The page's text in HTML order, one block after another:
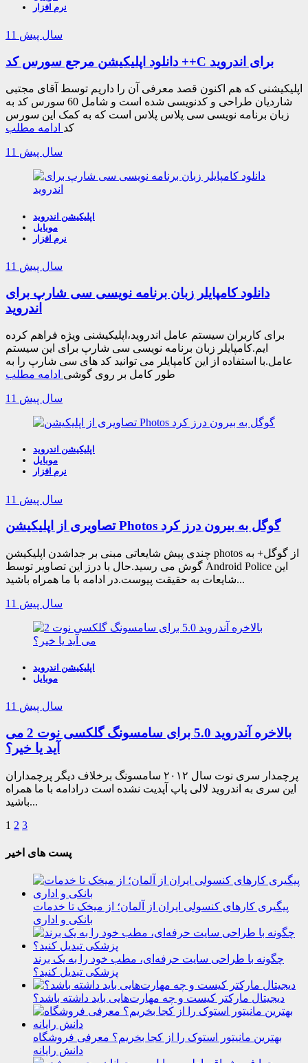
نرم افزار
11 سال پیش
دانلود اپلیکیشن مرجع سورس کد ++C برای اندروید
اپلیکیشنی که هم اکنون قصد معرفی آن را داریم توسط آقای مجتبی
شاردیان طراحی و کدنویسی شده است و شامل 60 سورس کد به
زبان برنامه نویسی سی پلاس پلاس است که به کمک این سورس
کد ادامه مطلب
11 سال پیش
اپلیکیشن اندروید
موبایل
نرم افزار
11 سال پیش
دانلود کامپایلر زبان برنامه نویسی سی شارپ برای
اندروید
برای کاربران سیستم عامل اندروید،اپلیکیشنی ویژه فراهم کرده
ایم.کامپایلر زبان برنامه نویسی سی شارپ برای این سیستم
عامل.با استفاده از این کامپایلر می توانید کد های سی شارپ را به
طور کامل بر روی گوشی ادامه مطلب
11 سال پیش
اپلیکیشن اندروید
موبایل
نرم افزار
11 سال پیش
تصاویری از اپلیکیشن Photos گوگل به بیرون درز کرد
چندی پیش شایعاتی مبنی بر جداشدن اپلیکیشن photos از گوگل+ به
گوش می رسید.حال با درز این تصاویر توسط Android Police این
شایعات به حقیقت پیوست.در ادامه با ما همراه باشید...
11 سال پیش
اپلیکیشن اندروید
موبایل
11 سال پیش
بالاخره آندروید 5.0 برای سامسونگ گلکسی نوت 2 می
آید یا خیر؟
پرچمدار سری نوت سال ۲۰۱۲ سامسونگ برخلاف دیگر پرچمداران
این سری به اندروید لالی پاپ آپدیت نشده است درادامه با ما همراه
باشید...
1 2 3
پست های اخیر
پیگیری کارهای کنسولی ایران از آلمان؛ از میخک تا خدمات
بانکی و اداری
چگونه با طراحی سایت حرفه‌ای، مطب خود را به یک برند
پزشکی تبدیل کنید؟
دیجیتال مارکتر کیست و چه مهارت‌هایی باید داشته باشد؟
بهترین مانیتور استوک را از کجا بخریم؟ معرفی فروشگاه
دانش رایانه